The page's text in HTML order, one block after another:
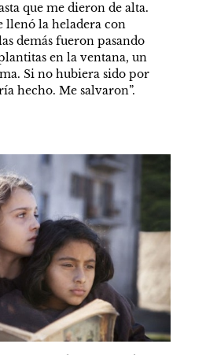
que me dieron de alta.
llenó la heladera con
demás fueron pasando
en la ventana, un
Si no hubiera sido por
hecho. Me salvaron”.